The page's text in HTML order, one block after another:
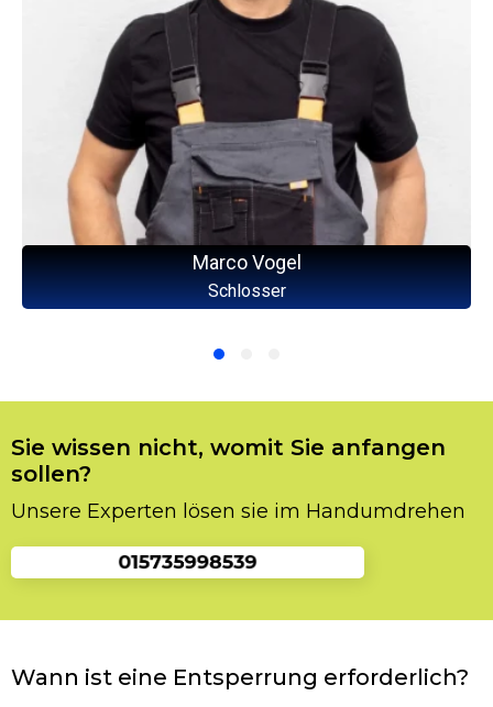
Marco Vogel
Schlosser
Sie wissen nicht, womit Sie anfangen
sollen?
Unsere Experten lösen sie im Handumdrehen
Wann ist eine Entsperrung erforderlich?